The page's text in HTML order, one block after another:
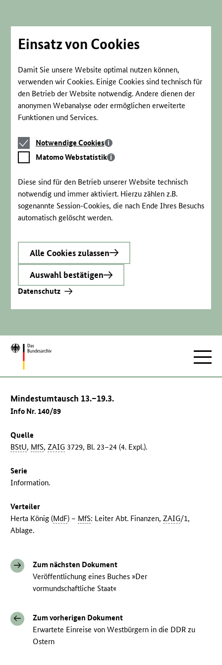
Einsatz von Cookies
Damit Sie unsere Website optimal nutzen können,
verwenden wir Cookies. Einige Cookies sind technisch für
den Betrieb der Website notwendig. Andere dienen der
anonymen Webanalyse oder ermöglichen erweiterte
Funktionen und Services.
Notwendige
Cookies
Notwendige Cookies
Matomo
Webstatistik
Matomo Webstatistik
Diese sind für den Betrieb unserer Website technisch
notwendig und immer aktiviert. Hierzu zählen z.B.
sogenannte Session-Cookies, die nach Ende Ihres Besuchs
automatisch gelöscht werden.
Alle Cookies zulassen
Auswahl bestätigen
Datenschutz
Zur
Mindestumtausch 13.–19.3.
Info Nr. 140/89
Quelle
BStU, MfS,ZAIG 3729, Bl. 23–24 (4. Expl.).
Serie
Information.
Verteiler
Herta König (MdF) – MfS: Leiter Abt. Finanzen,ZAIG/1,
Ablage.
Zum nächsten Dokument
Veröffentlichung eines Buches »Der
vormundschaftliche Staat«
Zum vorherigen Dokument
Erwartete Einreise von Westbürgern in die DDR zu
Ostern